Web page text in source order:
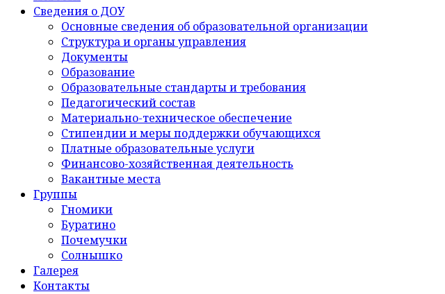
Сведения о ДОУ
Основные сведения об образовательной организации
Структура и органы управления
Документы
Образование
Образовательные стандарты и требования
Педагогический состав
Материально-техническое обеспечение
Стипендии и меры поддержки обучающихся
Платные образовательные услуги
Финансово-хозяйственная деятельность
Вакантные места
Группы
Гномики
Буратино
Почемучки
Солнышко
Галерея
Контакты